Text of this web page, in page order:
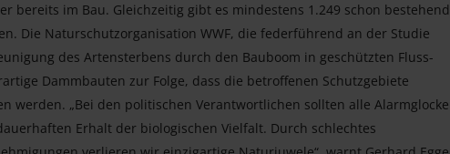
bereits im Bau. Gleichzeitig gibt es mindestens 1.249 schon
Die Naturschutzorganisation WWF, die federführend an der Studie
des Artensterbens durch den Bauboom in geschützten Fluss-
Dammbauten zur Folge, dass die betroffenen Schutzgebiete
werden. „Bei den politischen Verantwortlichen sollten alle
Erhalt der biologischen Vielfalt. Durch schlechtes